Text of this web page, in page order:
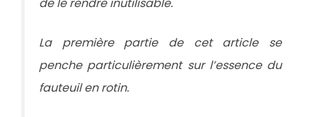
La première partie de cet article se
penche particulièrement sur l’essence du
fauteuil en rotin.